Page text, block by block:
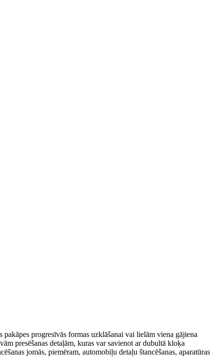
progresīvās formas uzklāšanai vai lielām viena gājiena
presēšanas detaļām, kuras var savienot ar dubultā kloķa
jomās, piemēram, automobiļu detaļu štancēšanas, aparatūras